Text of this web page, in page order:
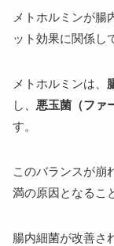
メトホルミンが腸
ット効果に関係し
メトホルミンは、
し、 悪玉菌（ファ
す。
このバランスが崩
満の原因となるこ
腸内細菌が改善さ